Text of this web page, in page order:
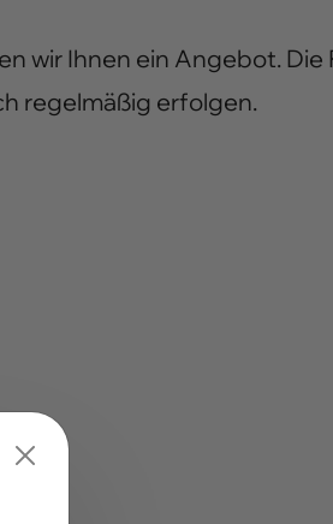
wir Ihnen ein Angebot. Die
regelmäßig erfolgen.